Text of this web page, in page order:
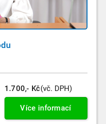
1.700,- Kč(vč. DPH)
Více informací